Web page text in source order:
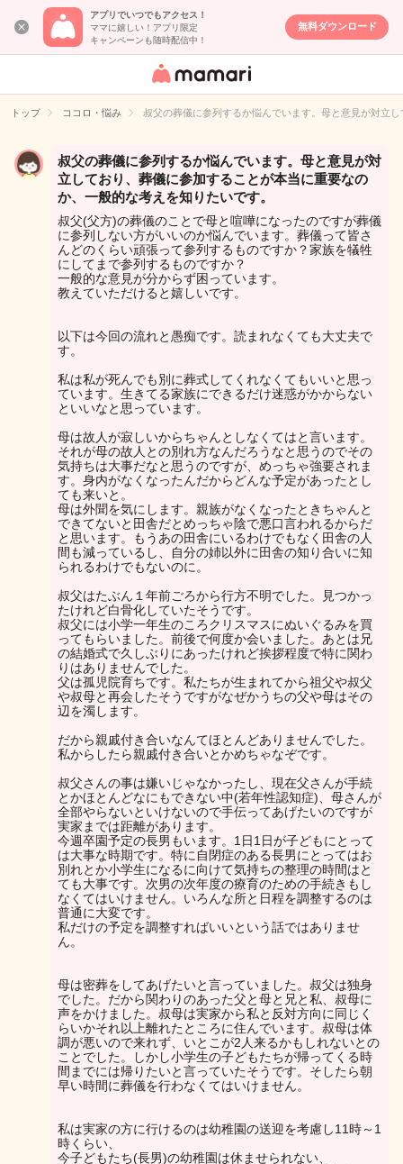
アプリでいつでもアクセス！
ママに嬉しい！アプリ限定
キャンペーンも随時配信中！
無料ダウンロード
女性専用匿名QA
イト
トップ ココロ・悩み 叔父の葬儀に参列するか悩んでいます。母と意見が対立
叔父の葬儀に参列するか悩んでいます。母と意見が対
立しており、葬儀に参加することが本当に重要なの
か、一般的な考えを知りたいです。
叔父(父方)の葬儀のことで母と喧嘩になったのですが葬儀
に参列しない方がいいのか悩んでいます。葬儀って皆さ
んどのくらい頑張って参列するものですか？家族を犠牲
にしてまで参列するものですか？
一般的な意見が分からず困っています。
教えていただけると嬉しいです。
以下は今回の流れと愚痴です。読まれなくても大丈夫で
す。
私は私が死んでも別に葬式してくれなくてもいいと思っ
ています。生きてる家族にできるだけ迷惑がかからない
といいなと思っています。
母は故人が寂しいからちゃんとしなくてはと言います。
それが母の故人との別れ方なんだろうなと思うのでその
気持ちは大事だなと思うのですが、めっちゃ強要されま
す。身内がなくなったんだからどんな予定があったとし
ても来いと。
母は外聞を気にします。親族がなくなったときちゃんと
できてないと田舎だとめっちゃ陰で悪口言われるからだ
と思います。もうあの田舎にいるわけでもなく田舎の人
間も減っているし、自分の姉以外に田舎の知り合いに知
られるわけでもないのに。
叔父はたぶん１年前ごろから行方不明でした。見つかっ
たけれど白骨化していたそうです。
叔父には小学一年生のころクリスマスにぬいぐるみを買
ってもらいました。前後で何度か会いました。あとは兄
の結婚式で久しぶりにあったけれど挨拶程度で特に関わ
りはありませんでした。
父は孤児院育ちです。私たちが生まれてから祖父や叔父
や叔母と再会したそうですがなぜかうちの父や母はその
辺を濁します。
だから親戚付き合いなんてほとんどありませんでした。
私からしたら親戚付き合いとかめちゃなぞです。
叔父さんの事は嫌いじゃなかったし、現在父さんが手続
とかほとんどなにもできない中(若年性認知症)、母さんが
全部やらないといけないので手伝ってあげたいのですが
実家までは距離があります。
今週卒園予定の長男もいます。1日1日が子どもにとって
は大事な時期です。特に自閉症のある長男にとってはお
別れとか小学生になるに向けて気持ちの整理の時間はと
ても大事です。次男の次年度の療育のための手続きもし
なくてはいけません。いろんな所と日程を調整するのは
普通に大変です。
私だけの予定を調整すればいいという話ではありませ
ん。
母は密葬をしてあげたいと言っていました。叔父は独身
でした。だから関わりのあった父と母と兄と私、叔母に
声をかけました。叔母は実家から私と反対方向に同じく
らいかそれ以上離れたところに住んでいます。叔母は体
調が悪いので来れず、いとこが2人来るかもしれないとの
ことでした。しかし小学生の子どもたちが帰ってくる時
間までには帰りたいと言っていたそうです。そしたら朝
早い時間に葬儀を行わなくてはいけません。
私は実家の方に行けるのは幼稚園の送迎を考慮し11時～1
時くらい、
今子どもたち(長男)の幼稚園は休ませられない、